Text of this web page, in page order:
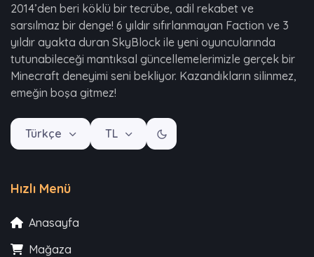
2014’den beri köklü bir tecrübe, adil rekabet ve
sarsılmaz bir denge! 6 yıldır sıfırlanmayan Faction ve 3
yıldır ayakta duran SkyBlock ile yeni oyuncularında
tutunabileceği mantıksal güncellemelerimizle gerçek bir
Minecraft deneyimi seni bekliyor. Kazandıkların silinmez,
emeğin boşa gitmez!
Türkçe TL
Hızlı Menü
Anasayfa
Mağaza